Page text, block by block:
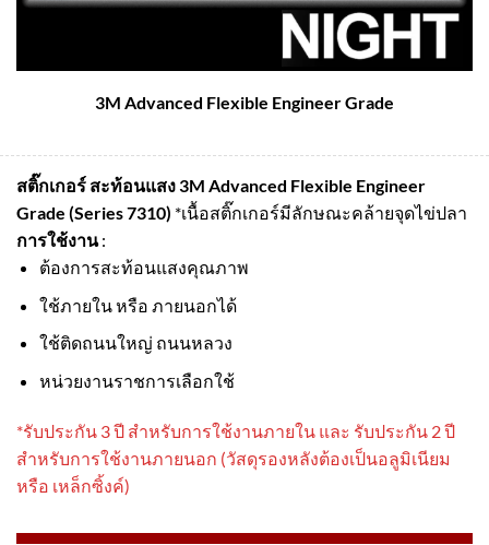
3M Advanced Flexible Engineer Grade
สติ๊กเกอร์ สะท้อนแสง 3M Advanced Flexible Engineer
Grade (Series 7310) *เนื้อสติ๊กเกอร์มีลักษณะคล้ายจุดไข่ปลา
การใช้งาน:
ต้องการสะท้อนแสงคุณภาพ
ใช้ภายใน หรือ ภายนอกได้
ใช้ติดถนนใหญ่ ถนนหลวง
หน่วยงานราชการเลือกใช้
*รับประกัน 3 ปี สําหรับการใช้งานภายใน และ รับประกัน 2 ปี
สําหรับการใช้งานภายนอก (วัสดุรองหลังต้องเป็นอลูมิเนียม
หรือ เหล็กซิ้งค์)